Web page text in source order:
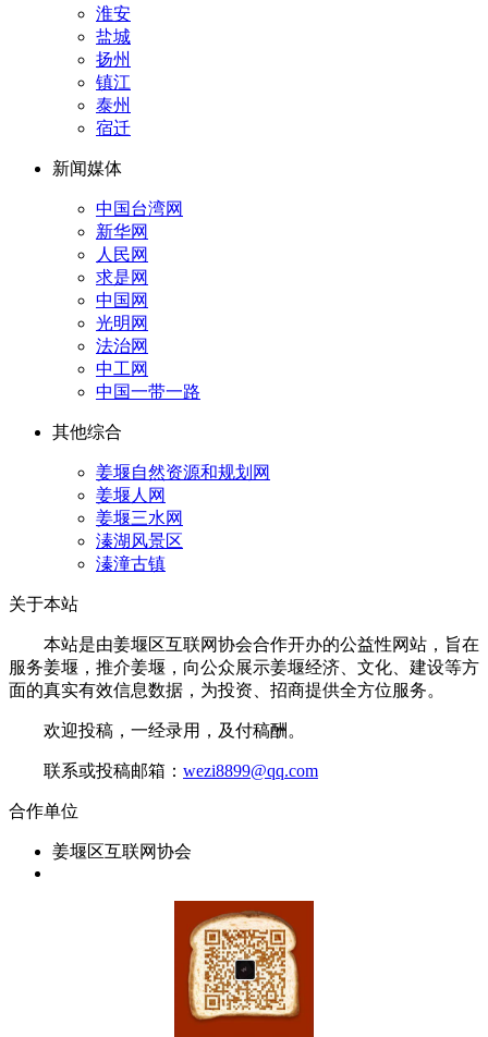
淮安
盐城
扬州
镇江
泰州
宿迁
新闻媒体
中国台湾网
新华网
人民网
求是网
中国网
光明网
法治网
中工网
中国一带一路
其他综合
姜堰自然资源和规划网
姜堰人网
姜堰三水网
溱湖风景区
溱潼古镇
关于本站
本站是由姜堰区互联网协会合作开办的公益性网站，旨在
服务姜堰，推介姜堰，向公众展示姜堰经济、文化、建设等方
面的真实有效信息数据，为投资、招商提供全方位服务。
欢迎投稿，一经录用，及付稿酬。
联系或投稿邮箱： wezi8899@qq.com
合作单位
姜堰区互联网协会